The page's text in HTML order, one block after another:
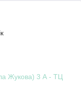
Жукова) 3 А - ТЦ